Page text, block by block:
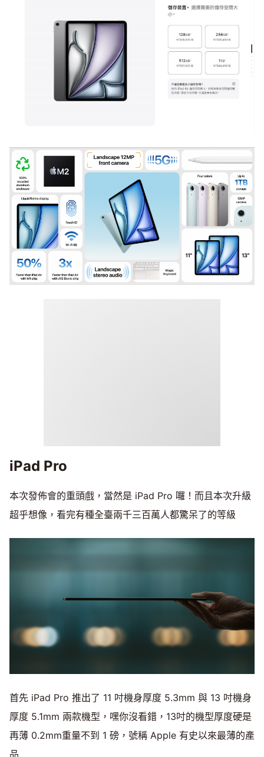
iPad Pro
本次發佈會的重頭戲，當然是 iPad Pro 囉！而且本次升級
超乎想像，看完有種全臺兩千三百萬人都驚呆了的等級
首先 iPad Pro 推出了 11 吋機身厚度 5.3mm 與 13 吋機身
厚度 5.1mm 兩款機型，嘿你沒看錯，13吋的機型厚度硬是
再薄 0.2mm重量不到 1 磅，號稱 Apple 有史以來最薄的產
品